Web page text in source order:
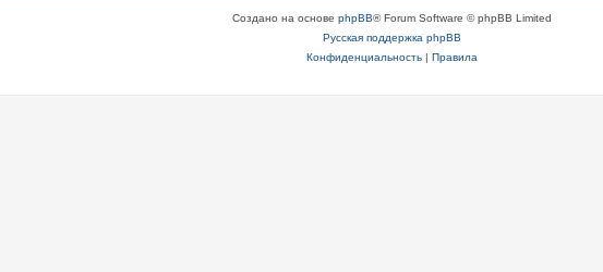
Создано на основе phpBB® Forum Software © phpBB Limited
Русская поддержка phpBB
Конфиденциальность| Правила